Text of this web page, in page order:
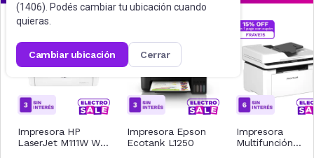
(1406). Podés cambiar tu ubicación cuando
quieras.
cambiar ubicación cerrar
Impresora HP
LaserJet M111W Wi-
Impresora Epson
Ecotank L1250
Impresora
Multifunción